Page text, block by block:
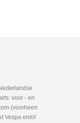
voor - en
(voorheen
Vespa en/of